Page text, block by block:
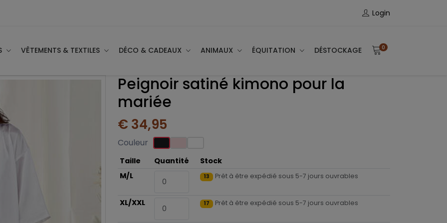
Login
VÊTEMENTS & TEXTILES DÉCO & CADEAUX ANIMAUX ÉQUITATION DÉSTOCKAGE 0
Peignoir satiné kimono pour la
mariée
€ 34,95
Couleur
Taille Quantité
Stock
M/L
13 Prêt à être expédié sous 5-7 jours ouvrables
XL/XXL 17 Prêt à être expédié sous 5-7 jours ouvrables